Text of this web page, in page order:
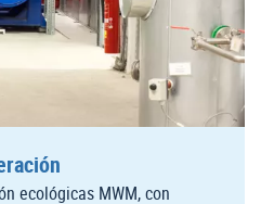
ecológicas MWM, con